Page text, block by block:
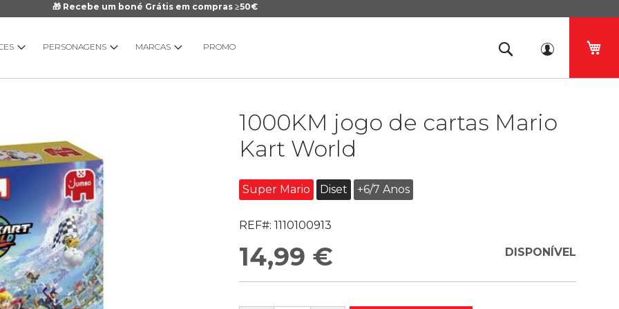
🎁 Recebe um boné Grátis em compras ≥50€
PERSONAGENS MARCAS PROMO
1000KM jogo de cartas Mario
Kart World
Super Mario Diset +6/7 Anos
REF#: 1110100913
14,99 € DISPONÍVEL
Galeria
imagens